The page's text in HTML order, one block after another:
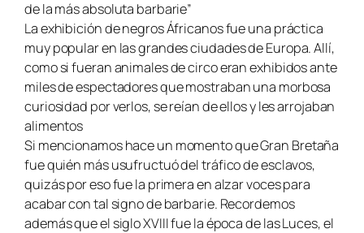
de la más absoluta barbarie”
La exhibición de negros Áfricanos fue una práctica
muy popular en las grandes ciudades de Europa. Allí,
como si fueran animales de circo eran exhibidos ante
miles de espectadores que mostraban una morbosa
curiosidad por verlos, se reían de ellos y les arrojaban
alimentos
Si mencionamos hace un momento que Gran Bretaña
fue quién más usufructuó del tráfico de esclavos,
quizás por eso fue la primera en alzar voces para
acabar con tal signo de barbarie. Recordemos
además que el siglo XVIII fue la época de las Luces, el